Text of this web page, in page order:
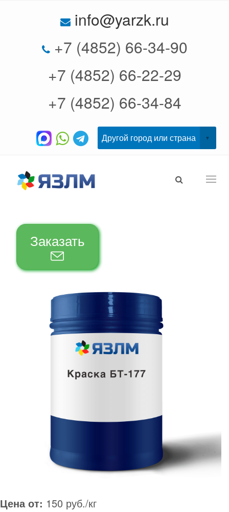
info@yarzk.ru
+7 (4852) 66-34-90
+7 (4852) 66-22-29
+7 (4852) 66-34-84
Заказать
Цена от: 150 руб./кг